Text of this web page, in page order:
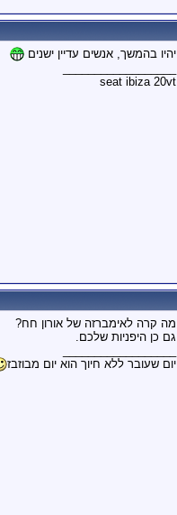
יהיו בהמשך, אנשים עדיין ישנים
seat ibiza 20vt
מה קרה לאימברזה של אורון חח?
גם כן היפניות שלכם.
יום שעובר ללא חיוך הוא יום מבוזבז